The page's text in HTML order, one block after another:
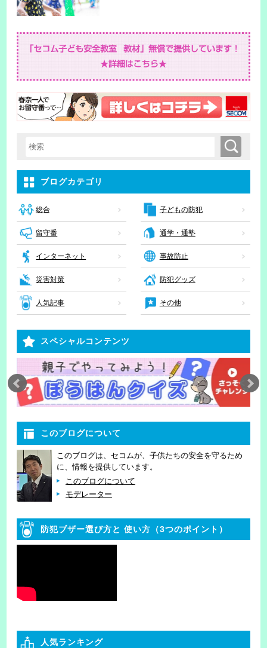
検索キーワード入力 検索
ブログカテゴリ
総合 子どもの防犯
留守番 通学・通塾
インターネット 事故防止
災害対策 防犯グッズ
人気記事 その他
スペシャルコンテンツ
このブログについて
このブログは、セコムが、子供たちの安全を守るため
に、情報を提供しています。
このブログについて
モデレーター
防犯ブザー選び方と 使い方（3つのポイント）
人気ランキング